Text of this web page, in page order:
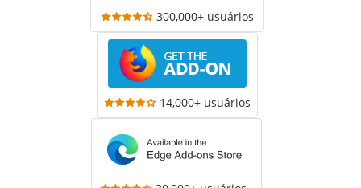
300,000+ usuários
14,000+ usuários